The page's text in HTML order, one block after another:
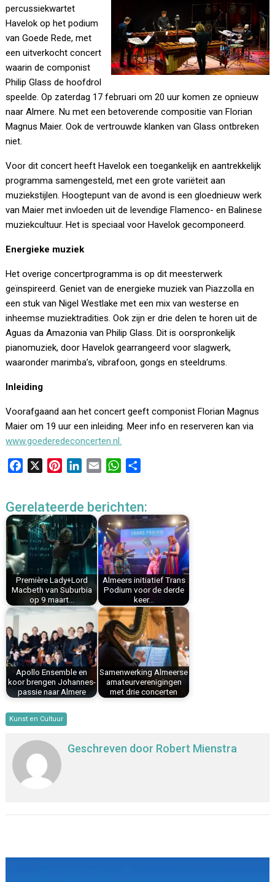
percussiekwartet
Havelok op het podium
van Goede Rede, met
een uitverkocht concert
waarin de componist
Philip Glass de hoofdrol
speelde. Op zaterdag 17 februari om 20 uur komen ze opnieuw
naar Almere. Nu met een betoverende compositie van Florian
Magnus Maier. Ook de vertrouwde klanken van Glass ontbreken
niet.
Voor dit concert heeft Havelok een toegankelijk en aantrekkelijk
programma samengesteld, met een grote variëteit aan
muziekstijlen. Hoogtepunt van de avond is een gloednieuw werk
van Maier met invloeden uit de levendige Flamenco- en Balinese
muziekcultuur. Het is speciaal voor Havelok gecomponeerd.
Energieke muziek
Het overige concertprogramma is op dit meesterwerk
geïnspireerd. Geniet van de energieke muziek van Piazzolla en
een stuk van Nigel Westlake met een mix van westerse en
inheemse muziektradities. Ook zijn er drie delen te horen uit de
Aguas da Amazonia van Philip Glass. Dit is oorspronkelijk
pianomuziek, door Havelok gearrangeerd voor slagwerk,
waaronder marimba’s, vibrafoon, gongs en steeldrums.
Inleiding
Voorafgaand aan het concert geeft componist Florian Magnus
Maier om 19 uur een inleiding. Meer info en reserveren kan via
www.goederedeconcerten.nl.
e
b
o
o
k
t
e
r
s
t
k
e
d
n
i
W
t
s
A
p
p
e
Gerelateerde berichten:
Première Lady+Lord
Macbeth van Suburbia
op 9 maart…
Almeers initiatief Trans
Podium voor de derde
keer…
Apollo Ensemble en
koor brengen Johannes-
passie naar Almere
Samenwerking Almeerse
amateurverenigingen
met drie concerten
Kunst en Cultuur
Geschreven door Robert Mienstra